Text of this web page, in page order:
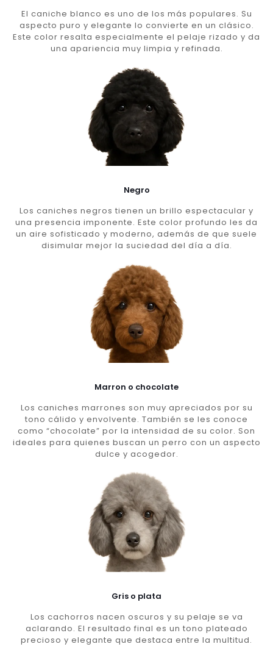
El caniche blanco es uno de los más populares. Su
aspecto puro y elegante lo convierte en un clásico.
Este color resalta especialmente el pelaje rizado y da
una apariencia muy limpia y refinada.
Negro
Los caniches negros tienen un brillo espectacular y
una presencia imponente. Este color profundo les da
un aire sofisticado y moderno, además de que suele
disimular mejor la suciedad del día a día.
Marron o chocolate
Los caniches marrones son muy apreciados por su
tono cálido y envolvente. También se les conoce
como “chocolate” por la intensidad de su color. Son
ideales para quienes buscan un perro con un aspecto
dulce y acogedor.
Gris o plata
Los cachorros nacen oscuros y su pelaje se va
aclarando. El resultado final es un tono plateado
precioso y elegante que destaca entre la multitud.